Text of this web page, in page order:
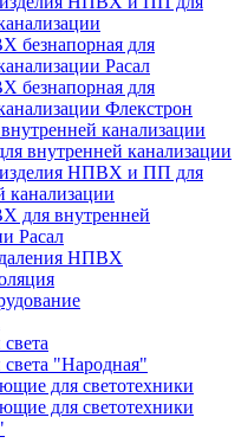
безнапорная для
Расал
безнапорная для
Флекстрон
канализации
внутренней канализации
НПВХ и ПП для
канализации
для внутренней
Расал
НПВХ
"Народная"
для светотехники
для светотехники